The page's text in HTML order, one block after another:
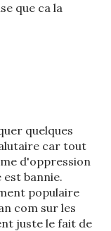
que ca la
quelques
car tout
d'oppression
bannie.
populaire
com sur les
juste le fait de